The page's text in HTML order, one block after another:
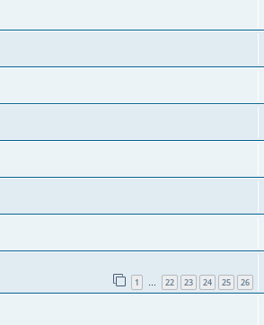
1 … 22 23 24 25 26